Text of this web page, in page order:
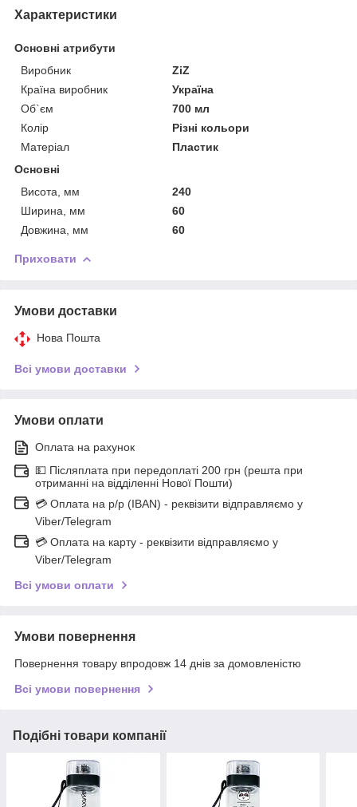
Характеристики
Основні атрибути
Виробник
ZiZ
Країна виробник
Україна
Об`єм
700 мл
Колір
Різні кольори
Матеріал
Пластик
Основні
Висота, мм
240
Ширина, мм
60
Довжина, мм
60
Приховати
Умови доставки
Нова Пошта
Всі умови доставки
Умови оплати
Оплата на рахунок
💵 Післяплата при передоплаті 200 грн (решта при
отриманні на відділенні Нової Пошти)
💳 Оплата на р/р (IBAN) - реквізити відправляємо у
Viber/Telegram
💳 Оплата на карту - реквізити відправляємо у
Viber/Telegram
Всі умови оплати
Умови повернення
Повернення товару впродовж 14 днів за домовленістю
Всі умови повернення
Подібні товари компанії